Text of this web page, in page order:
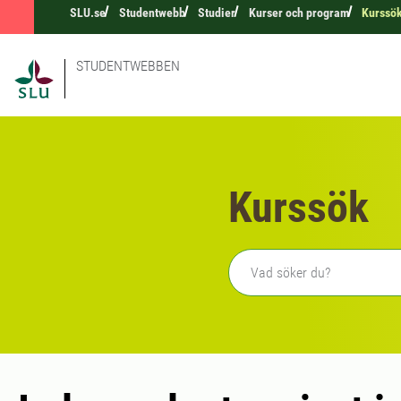
SLU.se Studentwebb Studier Kurser och program
STUDENTWEBBEN
Kurssök
Fritext sökning